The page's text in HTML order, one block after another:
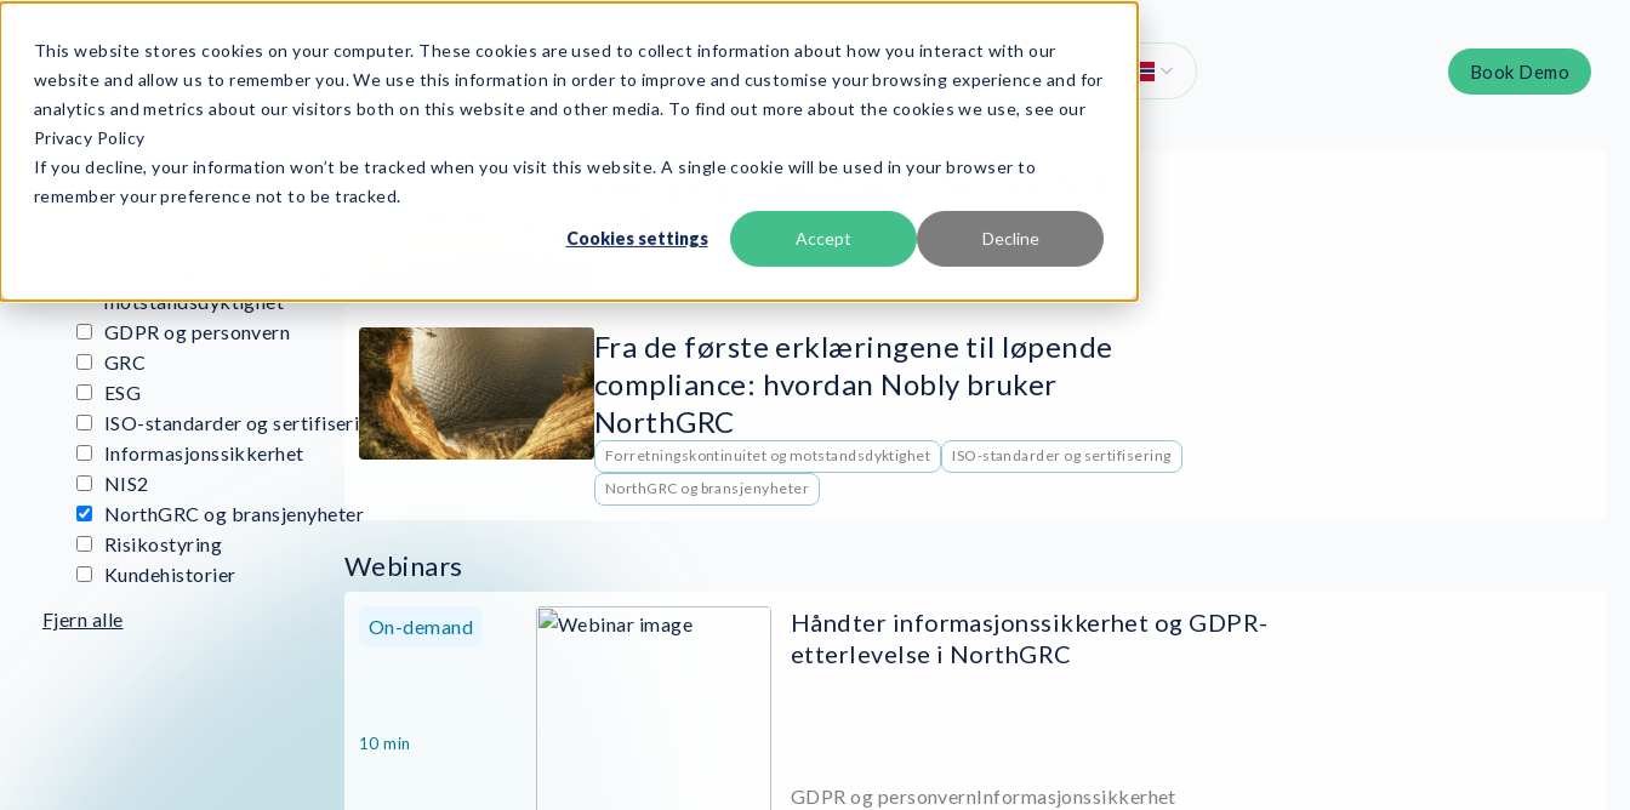
This website stores cookies on your computer. These cookies are used to collect information about how you interact with our
website and allow us to remember you. We use this information in order to improve and customise your browsing experience and for
analytics and metrics about our visitors both on this website and other media. To find out more about the cookies we use, see our
Privacy Policy
If you decline, your information won’t be tracked when you visit this website. A single cookie will be used in your browser to
remember your preference not to be tracked.
Cookies settings Accept Decline
Product Rammeverk Tjenester Ressurser Om oss Book Demo
Artikler & nyheter
Awareness
motstandsdyktighet
GDPR og personvern
GRC
ESG
ISO-standarder og sertifisering
Informasjonssikkerhet
NIS2
NorthGRC og bransjenyheter
Risikostyring
Kundehistorier
Fjern alle
Hver gang vi sertifiseres, blir NorthGRC
bedre – og det gjør du også
Fra de første erklæringene til løpende
compliance: hvordan Nobly bruker
NorthGRC
Forretningskontinuitet og motstandsdyktighet
ISO-standarder og sertifisering
NorthGRC og bransjenyheter
Webinars
On-demand
10 min
Håndter informasjonssikkerhet og GDPR-
etterlevelse i NorthGRC
GDPR og personvernInformasjonssikkerhet